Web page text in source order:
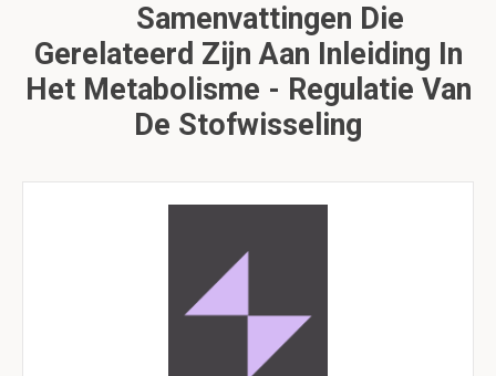
Samenvattingen Die
Gerelateerd Zijn Aan Inleiding In
Het Metabolisme - Regulatie Van
De Stofwisseling